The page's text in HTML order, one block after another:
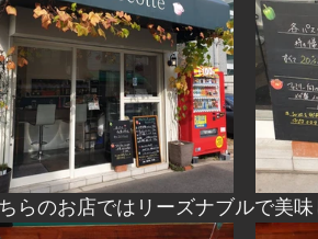
らのお店ではリーズナブルで美